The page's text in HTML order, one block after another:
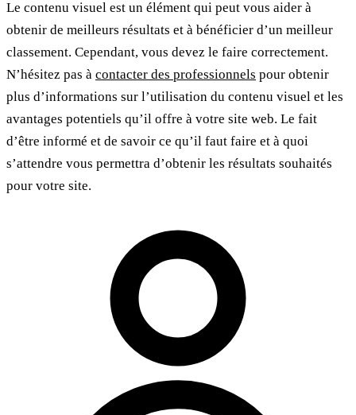
Le contenu visuel est un élément qui peut vous aider à
obtenir de meilleurs résultats et à bénéficier d’un meilleur
classement. Cependant, vous devez le faire correctement.
N’hésitez pas à contacter des professionnels pour obtenir
plus d’informations sur l’utilisation du contenu visuel et les
avantages potentiels qu’il offre à votre site web. Le fait
d’être informé et de savoir ce qu’il faut faire et à quoi
s’attendre vous permettra d’obtenir les résultats souhaités
pour votre site.